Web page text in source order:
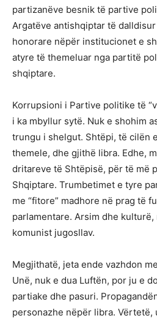
partizanëve besnik të partive
Argatëve antishqiptar të
honorare nëpër institucionet e
atyre të themeluar nga partitë
shqiptare.
Korrupsioni i Partive politike të
i ka mbyllur sytë. Nuk e shohim
trungu i shelgut. Shtëpi, të cilën
themele, dhe gjithë libra. Edhe,
dritareve të Shtëpisë, për të më
Shqiptare. Trumbetimet e tyre
me “fitore” madhore në prag të
parlamentare. Arsim dhe
komunist jugosllav.
Megjithatë, jeta ende vazhdon
Unë, nuk e dua Luftën, por ju e
partiake dhe pasuri.
personazhe nëpër libra. Vërtetë,